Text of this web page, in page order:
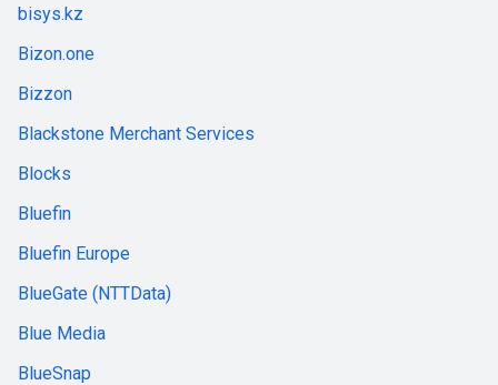
bisys.kz
Bizon.one
Bizzon
Blackstone Merchant Services
Blocks
Bluefin
Bluefin Europe
BlueGate (NTTData)
Blue Media
BlueSnap